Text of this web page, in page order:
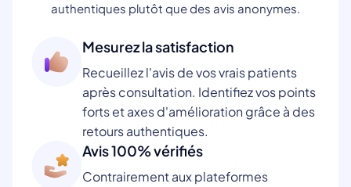
authentiques plutôt que des avis anonymes.
Mesurez la satisfaction
Recueillez l'avis de vos vrais patients
après consultation. Identifiez vos points
forts et axes d'amélioration grâce à des
retours authentiques.
Avis 100% vérifiés
Contrairement aux plateformes